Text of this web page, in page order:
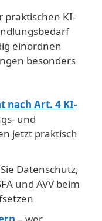
praktischen KI-
einordnen
besonders
nach Art. 4 KI-
und
jetzt praktisch
Datenschutz,
und AVV beim